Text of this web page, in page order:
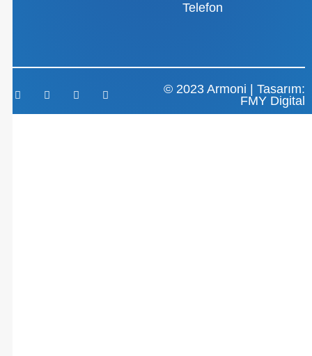
Telefon
© 2023 Armoni | Tasarım:
FMY Digital